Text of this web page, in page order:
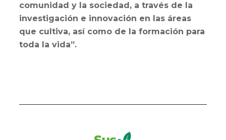
comunidad y la sociedad, a través de la
investigación e innovación en las áreas
que cultiva, así como de la formación para
toda la vida”.